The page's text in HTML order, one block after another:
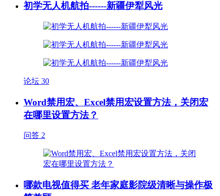
初学无人机航拍------新疆伊犁风光
论坛 30
Word禁用宏、Excel禁用宏设置方法，关闭宏
在哪里设置方法？
问答 2
哪款电视值得买 老年家庭影院级清晰与操作极